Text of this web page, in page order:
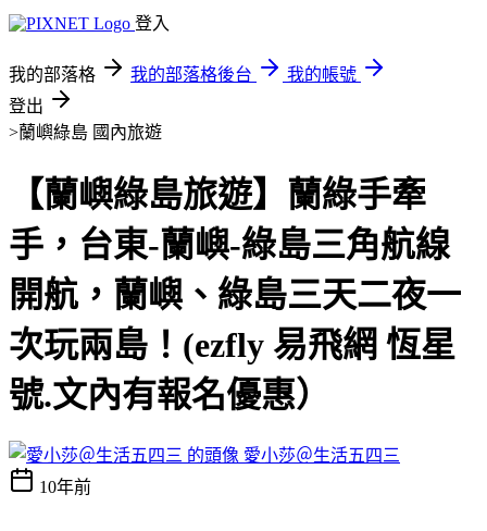
登入
我的部落格 我的部落格後台
我的帳號
登出
>蘭嶼綠島 國內旅遊
【蘭嶼綠島旅遊】蘭綠手牽
手，台東-蘭嶼-綠島三角航線
開航，蘭嶼、綠島三天二夜一
次玩兩島！(ezfly 易飛網 恆星
號.文內有報名優惠）
愛小莎＠生活五四三
10年前